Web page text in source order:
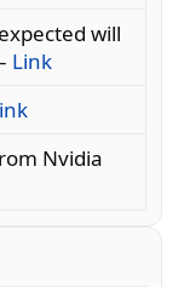
will
Link
Nvidia